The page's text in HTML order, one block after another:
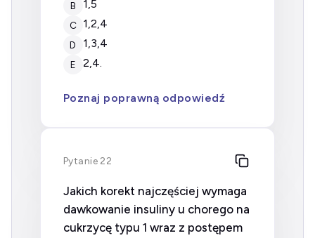
B 1,5
C 1,2,4
D 1,3,4
E 2,4.
Poznaj poprawną odpowiedź
Pytanie 22
Jakich korekt najczęściej wymaga
dawkowanie insuliny u chorego na
cukrzycę typu 1 wraz z postępem